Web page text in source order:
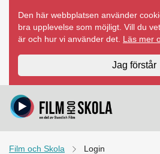
innehåll
Den här webbplatsen använder
bra upplevelse som möjligt. Vill du
är och hur vi använder det. Läs mer
Jag förstår
Film och Skola Login